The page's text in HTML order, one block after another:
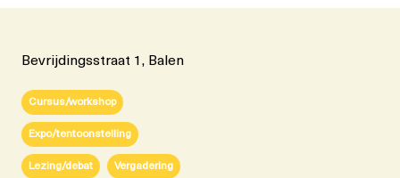
Bevrijdingsstraat 1, Balen
Cursus/workshop
Expo/tentoonstelling
Lezing/debat Vergadering